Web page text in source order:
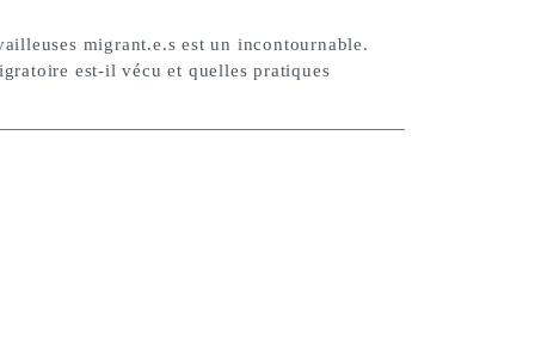
migrant.e.s est un incontournable.
est-il vécu et quelles pratiques